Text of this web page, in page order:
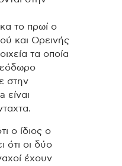
το πρωί ο
και Ορεινής
τα οποία
στην
είναι
ο ίδιος ο
ότι οι δύο
έχουν